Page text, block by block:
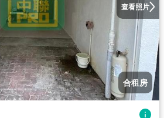
查看照片
合租房